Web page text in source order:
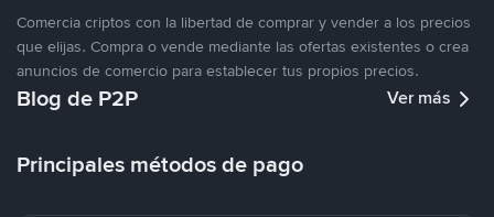
Comercia criptos con la libertad de comprar y vender a los precios
que elijas. Compra o vende mediante las ofertas existentes o crea
anuncios de comercio para establecer tus propios precios.
Blog de P2P Ver más
Principales métodos de pago